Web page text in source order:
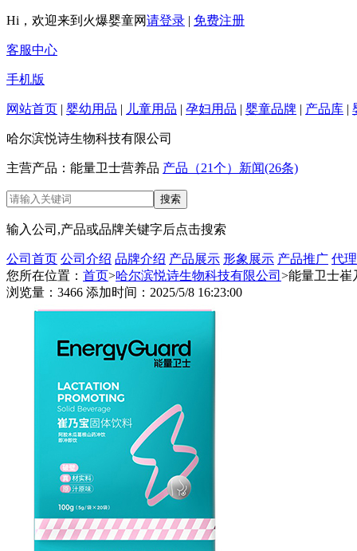
Hi，欢迎来到火爆婴童网请登录 | 免费注册
客服中心
手机版
网站首页 | 婴幼用品 | 儿童用品 | 孕妇用品 | 婴童品牌 | 产品库 |
哈尔滨悦诗生物科技有限公司
主营产品：能量卫士营养品 产品（21个） 新闻(26条)
输入公司,产品或品牌关键字后点击搜索
公司首页 公司介绍 品牌介绍 产品展示 形象展示 产品推广 代
您所在位置： 首页>哈尔滨悦诗生物科技有限公司 >能量卫士崔
浏览量：3466 添加时间：2025/5/8 16:23:00